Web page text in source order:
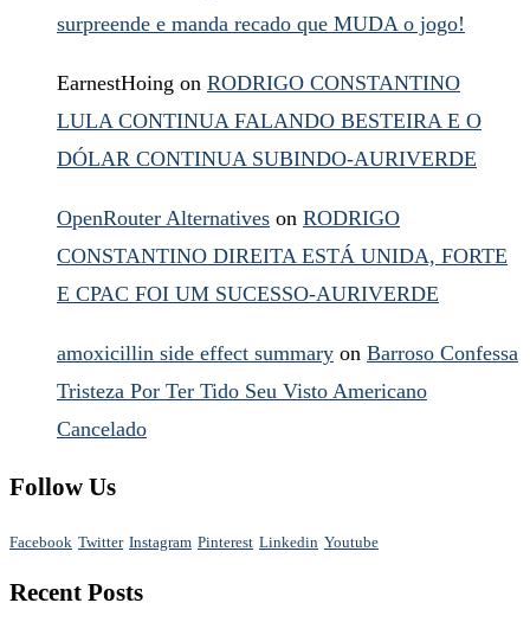
surpreende e manda recado que MUDA o jogo!
EarnestHoing on RODRIGO CONSTANTINO
LULA CONTINUA FALANDO BESTEIRA E O
DÓLAR CONTINUA SUBINDO-AURIVERDE
OpenRouter Alternatives on RODRIGO
CONSTANTINO DIREITA ESTÁ UNIDA, FORTE
E CPAC FOI UM SUCESSO-AURIVERDE
amoxicillin side effect summary on Barroso Confessa
Tristeza Por Ter Tido Seu Visto Americano
Cancelado
Follow Us
Facebook Twitter Instagram Pinterest Linkedin Youtube
Recent Posts